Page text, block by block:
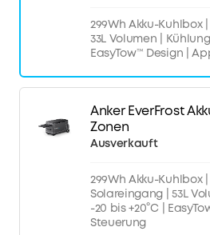
299Wh Akku-Kuhlbox
33L Volumen | Kühlung
EasyTow™ Design |
Anker EverFrost
Zonen
Ausverkauft
299Wh Akku-Kuhlbox
Solareingang | 53L
-20 bis +20°C |
Steuerung